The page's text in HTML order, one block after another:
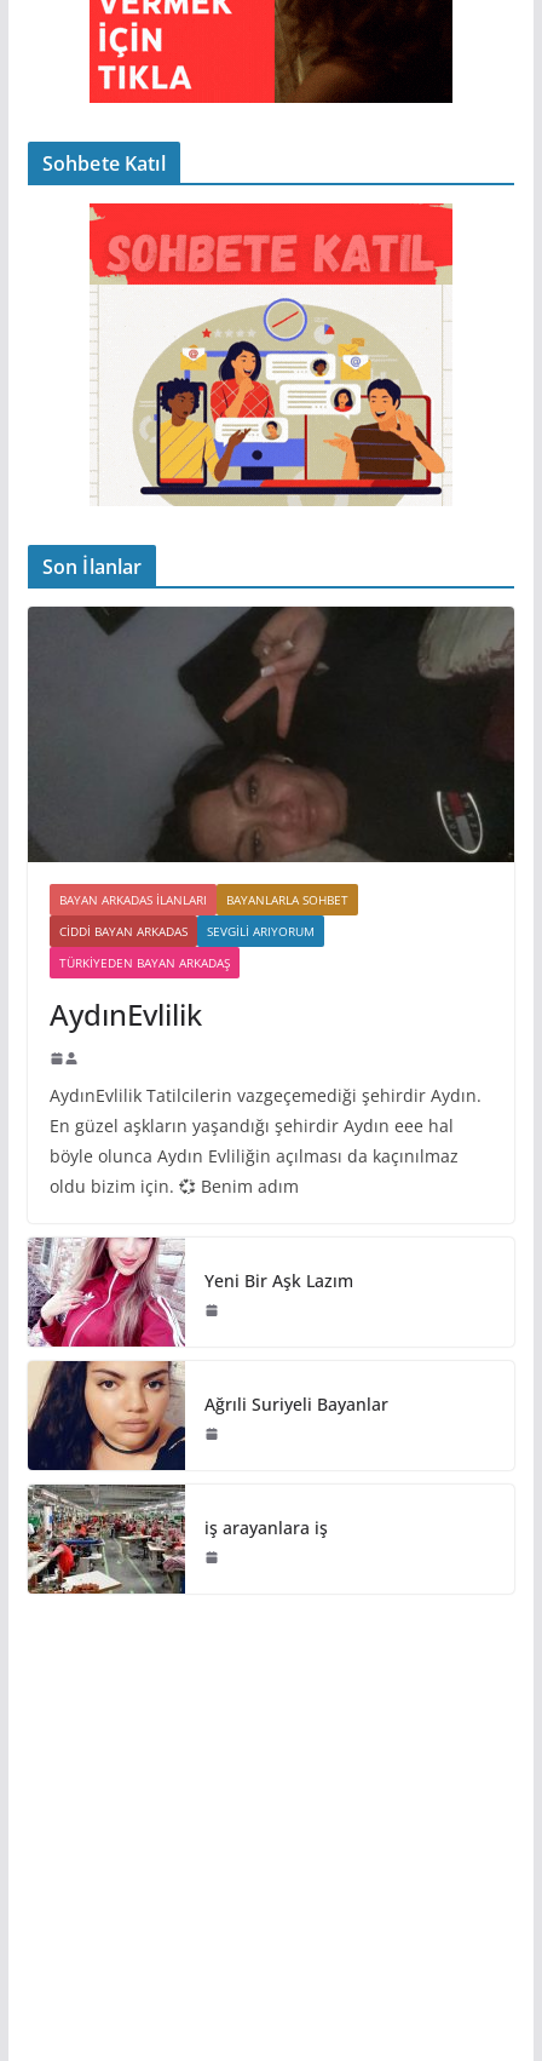
Sohbete Katıl
Son İlanlar
BAYAN ARKADAS ILANLARI
BAYANLARLA SOHBET
CIDDI BAYAN ARKADAS
SEVGILI ARIYORUM
TÜRKIYEDEN BAYAN ARKADAŞ
AydınEvlilik
AydınEvlilik Tatilcilerin vazgeçemediği şehirdir Aydın.
En güzel aşkların yaşandığı şehirdir Aydın eee hal
böyle olunca Aydın Evliliğin açılması da kaçınılmaz
oldu bizim için. 💞 Benim adım
Yeni Bir Aşk Lazım
Ağrıli Suriyeli Bayanlar
iş arayanlara iş